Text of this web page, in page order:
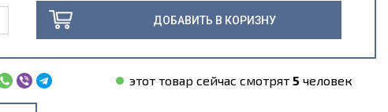
ДОБАВИТЬ В КОРИЗНУ
этот товар сейчас смотрят 5 человек